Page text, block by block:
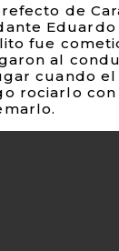
de
Eduardo
fue
al
cuando el
rociarlo